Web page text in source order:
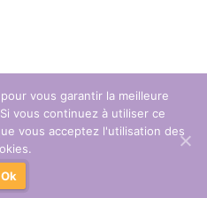
du patchwork. 2500 tissus
réservés. |
vous garantir la meilleure
vous continuez à utiliser ce
vous acceptez l'utilisation des
Ok